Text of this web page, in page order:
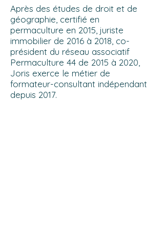
Après des études de droit et de
géographie, certifié en
permaculture en 2015, juriste
immobilier de 2016 à 2018, co-
président du réseau associatif
Permaculture 44 de 2015 à 2020,
Joris exerce le métier de
formateur-consultant indépendant
depuis 2017.